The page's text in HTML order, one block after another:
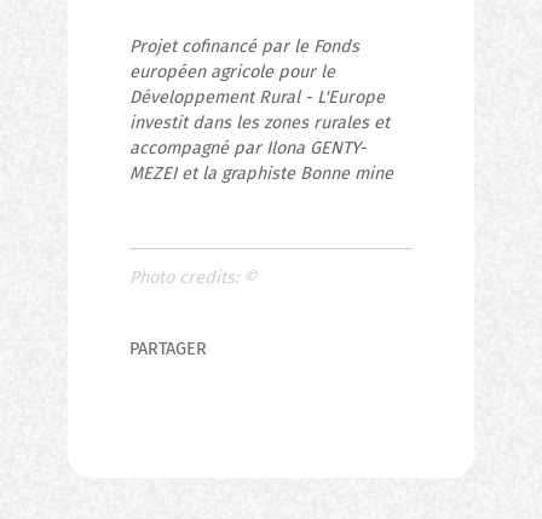
Projet cofinancé par le Fonds
européen agricole pour le
Développement Rural - L'Europe
investit dans les zones rurales et
accompagné par Ilona GENTY-
MEZEI et la graphiste Bonne mine
Photo credits: ©
PARTAGER